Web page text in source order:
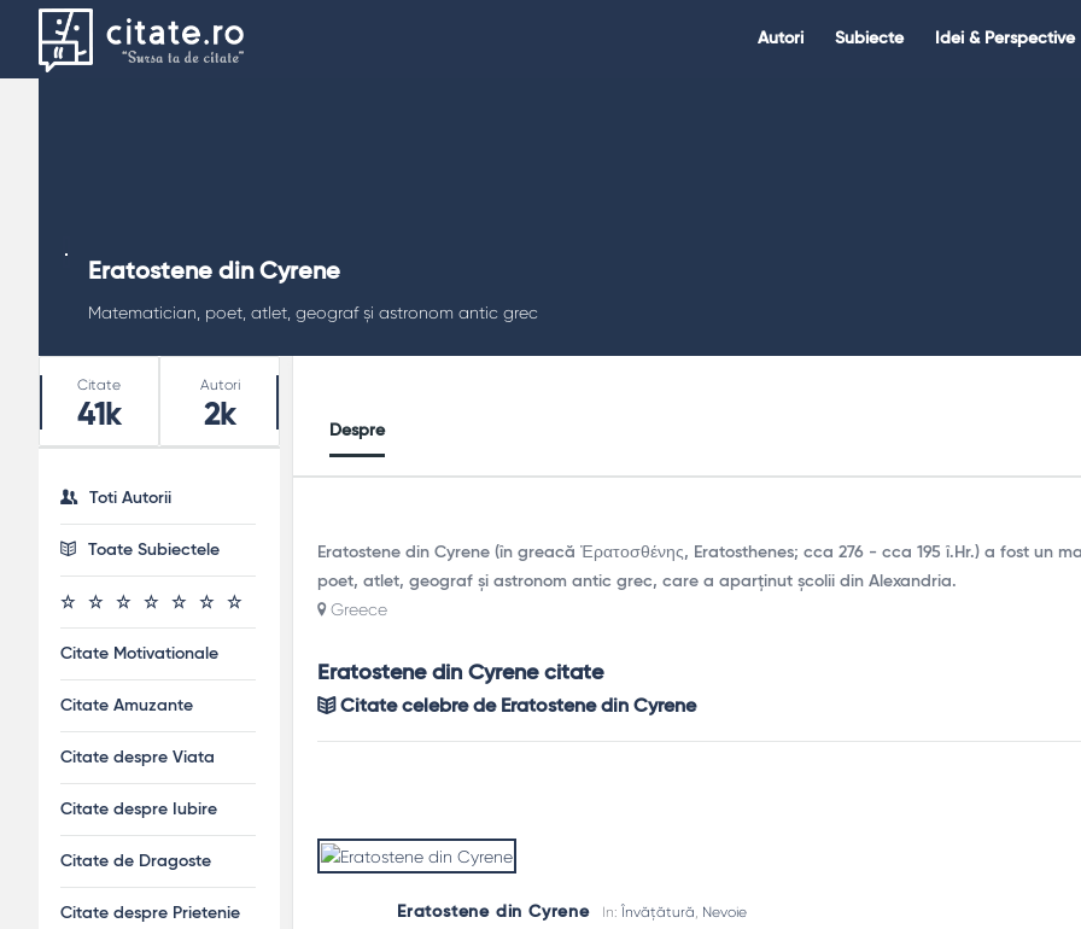
Citate.ro
Autori Subiecte Idei & Perspective
Eratostene din Cyrene
Matematician, poet, atlet, geograf și astronom antic grec
Despre
Eratostene din Cyrene (în greacă Ἐρατοσθένης, Eratosthenes; cca 276 - cca 195 î.Hr.) a fost un
poet, atlet, geograf și astronom antic grec, care a aparținut școlii din Alexandria.
Greece
Eratostene din Cyrene citate
Citate celebre de Eratostene din Cyrene
Eratostene din Cyrene In: Învățătură Nevoie
Stats
Citate
41k
Autori
2k
Toti Autorii
Toate Subiectele
Citate Motivationale
Citate Amuzante
Citate despre Viata
Citate despre Iubire
Citate de Dragoste
Citate despre Prietenie